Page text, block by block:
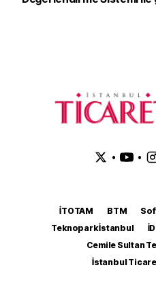
• •
İTOTAM BTM
Teknopark İstanbul
Cemile Sultan
İstanbul